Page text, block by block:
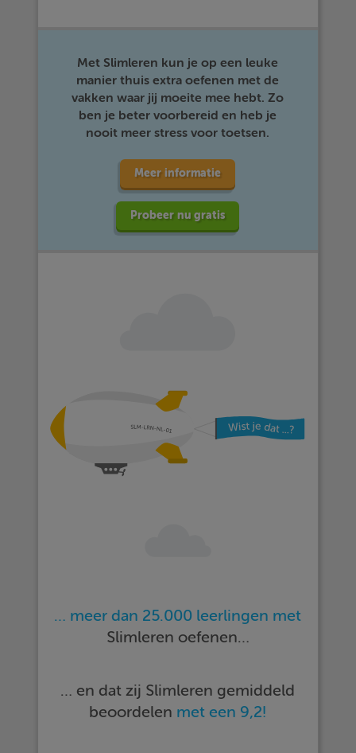
Met Slimleren kun je op een leuke
manier thuis extra oefenen met de
vakken waar jij moeite mee hebt. Zo
ben je beter voorbereid en heb je
nooit meer stress voor toetsen.
Meer informatie
Probeer nu gratis
… meer dan 25.000 leerlingen met
Slimleren oefenen…
… en dat zij Slimleren gemiddeld
beoordelen met een 9,2!